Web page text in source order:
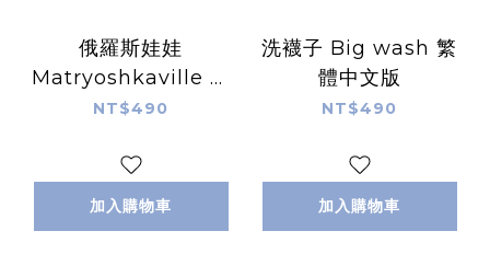
俄羅斯娃娃
Matryoshkaville 繁
體中文版
NT$490
加入購物車
洗襪子 Big wash 繁
體中文版
NT$490
加入購物車